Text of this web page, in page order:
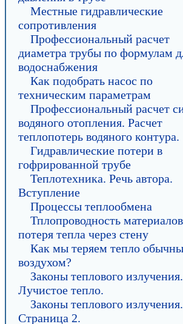
Местные гидравлические
сопротивления
Профессиональный расчет
диаметра трубы по формулам
водоснабжения
Как подобрать насос по
техническим параметрам
Профессиональный расчет
водяного отопления. Расчет
теплопотерь водяного контура.
Гидравлические потери в
гофрированной трубе
Теплотехника. Речь автора.
Вступление
Процессы теплообмена
Тплопроводность
потеря тепла через стену
Как мы теряем тепло
воздухом?
Законы теплового излучения.
Лучистое тепло.
Законы теплового излучения.
Страница 2.